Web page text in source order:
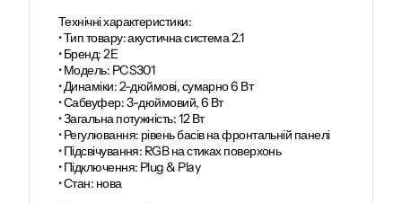
Технічні характеристики:
• Тип товару: акустична система 2.1
• Бренд: 2E
• Модель: PCS301
• Динаміки: 2-дюймові, сумарно 6 Вт
• Сабвуфер: 3-дюймовий, 6 Вт
• Загальна потужність: 12 Вт
• Регулювання: рівень басів на фронтальній панелі
• Підсвічування: RGB на стиках поверхонь
• Підключення: Plug & Play
• Стан: нова